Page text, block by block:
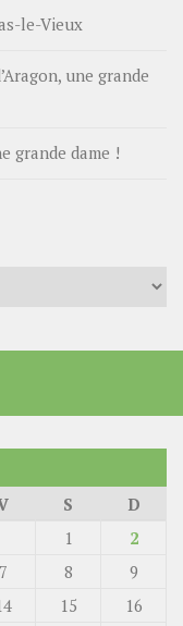
le-Vieux
une grande
grande dame !
S
D
1
2
7 8
9
15
16